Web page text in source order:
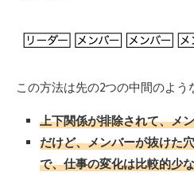
この方法は先の2つの中間のよ
上下関係が排除されて、メ
だけど、メンバーが抜けた
で、仕事の変化は比較的少